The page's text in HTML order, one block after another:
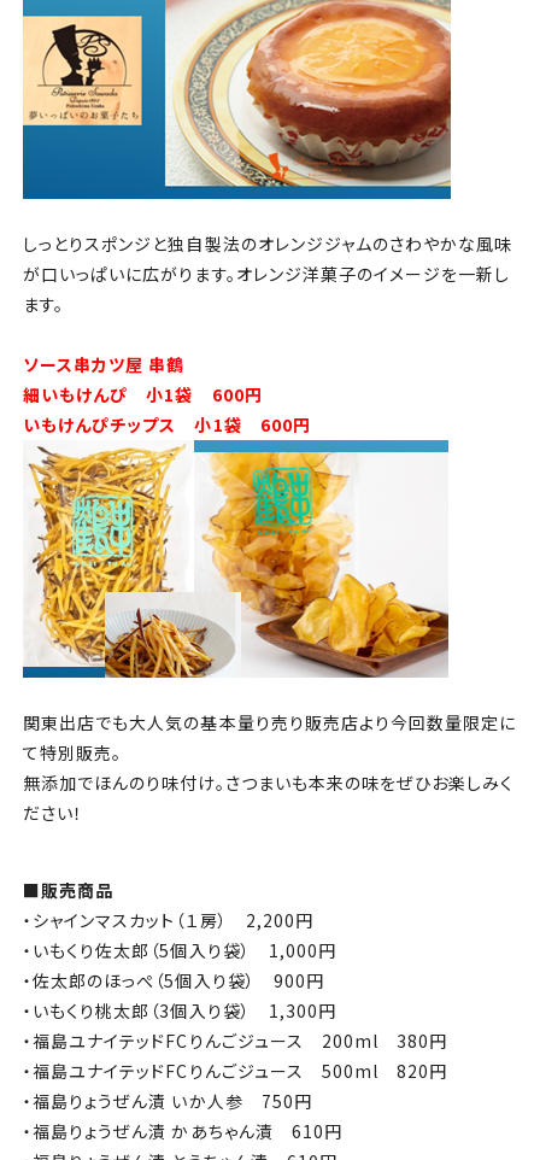
しっとりスポンジと独自製法のオレンジジャムのさわやかな風味
が口いっぱいに広がります。オレンジ洋菓子のイメージを一新し
ます。
ソース串カツ屋 串鶴
細いもけんぴ 小1袋 600円
いもけんぴチップス 小1袋 600円
関東出店でも大人気の基本量り売り販売店より今回数量限定に
て特別販売。
無添加でほんのり味付け。さつまいも本来の味をぜひお楽しみく
ださい！
■販売商品
・シャインマスカット（１房） 2,200円
・いもくり佐太郎（5個入り袋） 1,000円
・佐太郎のほっぺ（5個入り袋） 900円
・いもくり桃太郎（3個入り袋） 1,300円
・福島ユナイテッドFC りんごジュース 200ml 380円
・福島ユナイテッドFC りんごジュース 500ml 820円
・福島りょうぜん漬 いか人参 750円
・福島りょうぜん漬 かあちゃん漬 610円